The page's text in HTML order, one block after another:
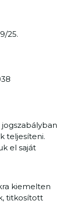
25.
teljesíteni.
el saját
kiemelten
titkosított